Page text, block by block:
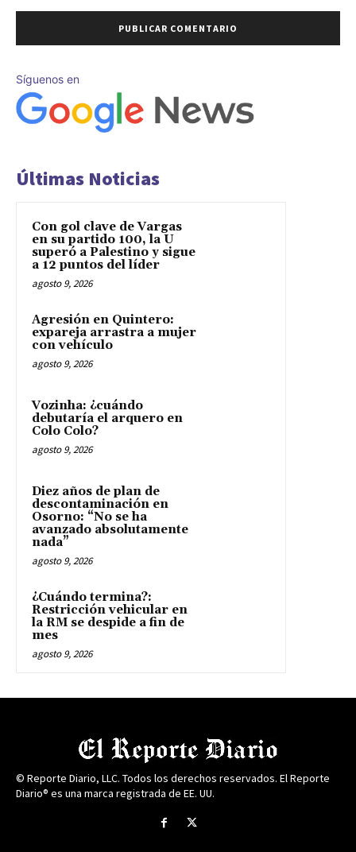
Síguenos en
Últimas Noticias
Con gol clave de Vargas
en su partido 100, la U
superó a Palestino y sigue
a 12 puntos del líder
agosto 9, 2026
Agresión en Quintero:
expareja arrastra a mujer
con vehículo
agosto 9, 2026
Vozinha: ¿cuándo
debutaría el arquero en
Colo Colo?
agosto 9, 2026
Diez años de plan de
descontaminación en
Osorno: “No se ha
avanzado absolutamente
nada”
agosto 9, 2026
¿Cuándo termina?:
Restricción vehicular en
la RM se despide a fin de
mes
agosto 9, 2026
© Reporte Diario, LLC. Todos los derechos reservados. El Reporte
Diario® es una marca registrada de EE. UU.